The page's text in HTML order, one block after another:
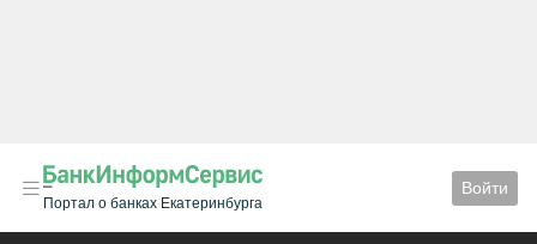
Портал о банках Екатеринбурга
Войти